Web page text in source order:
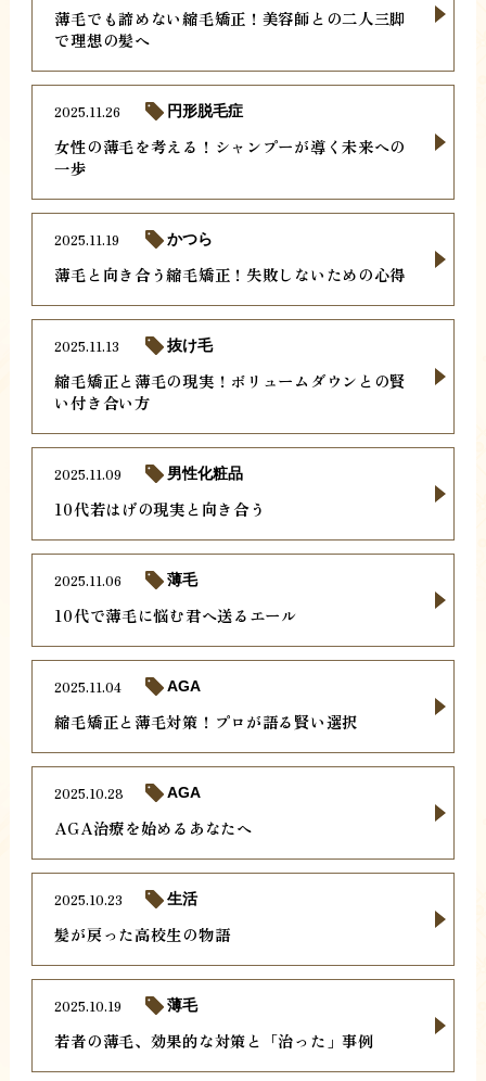
薄毛でも諦めない縮毛矯正！美容師との二人三脚
で理想の髪へ
女性の薄毛を考える！シャンプーが導く未来への
一歩
2025.11.26 円形脱毛症
薄毛と向き合う縮毛矯正！失敗しないための心得
2025.11.19 かつら
縮毛矯正と薄毛の現実！ボリュームダウンとの賢
い付き合い方
2025.11.13 抜け毛
10代若はげの現実と向き合う
2025.11.09 男性化粧品
10代で薄毛に悩む君へ送るエール
2025.11.06 薄毛
縮毛矯正と薄毛対策！プロが語る賢い選択
2025.11.04 AGA
AGA治療を始めるあなたへ
2025.10.28 AGA
髪が戻った高校生の物語
2025.10.23 生活
若者の薄毛、効果的な対策と「治った」事例
2025.10.19 薄毛